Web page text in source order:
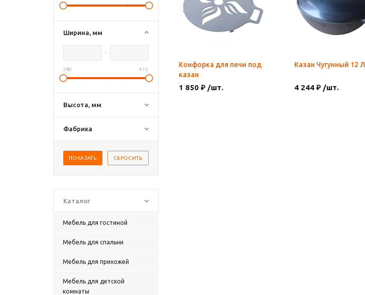
Ширина, мм
380 415
Высота, мм
Фабрика
ПОКАЗАТЬ СБРОСИТЬ
Каталог
Мебель для гостиной
Мебель для спальни
Мебель для прихожей
Мебель для детской
комнаты
Конфорка для печи под
казан
1 850 ₽ /шт.
Казан Чугунный 12 Л
4 244 ₽ /шт.